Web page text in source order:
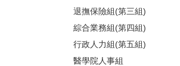
退撫保險組(第三組)
綜合業務組(第四組)
行政人力組(第五組)
醫學院人事組